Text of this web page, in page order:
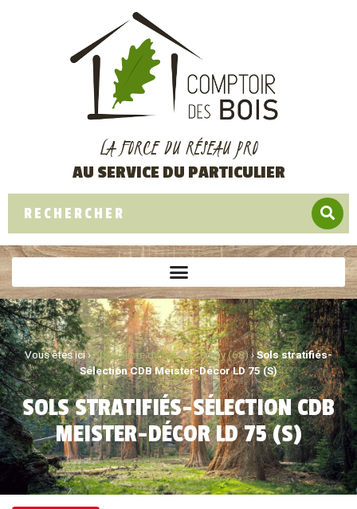
LA FORCE DU RÉSEAU PRO
AU SERVICE DU PARTICULIER
Vous êtes ici ›Spécialiste du bois à Cernay (68)›Sols stratifiés-
Sélection CDB Meister-Décor LD 75 (S)
SOLS STRATIFIÉS-SÉLECTION CDB
MEISTER-DÉCOR LD 75 (S)